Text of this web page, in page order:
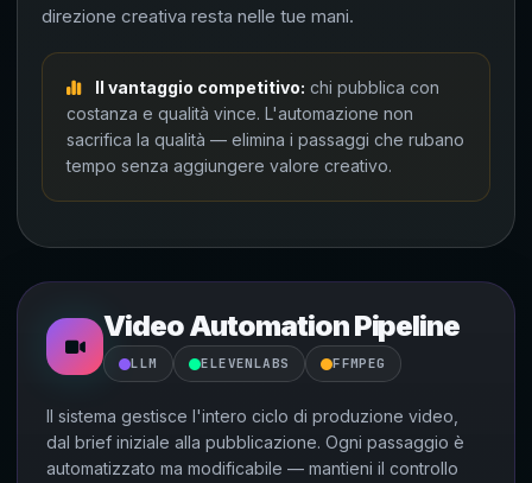
direzione creativa resta nelle tue mani.
Il vantaggio competitivo: chi pubblica con
costanza e qualità vince. L'automazione non
sacrifica la qualità — elimina i passaggi che rubano
tempo senza aggiungere valore creativo.
Video Automation Pipeline
LLM ELEVENLABS FFMPEG
Il sistema gestisce l'intero ciclo di produzione video,
dal brief iniziale alla pubblicazione. Ogni passaggio è
automatizzato ma modificabile — mantieni il controllo